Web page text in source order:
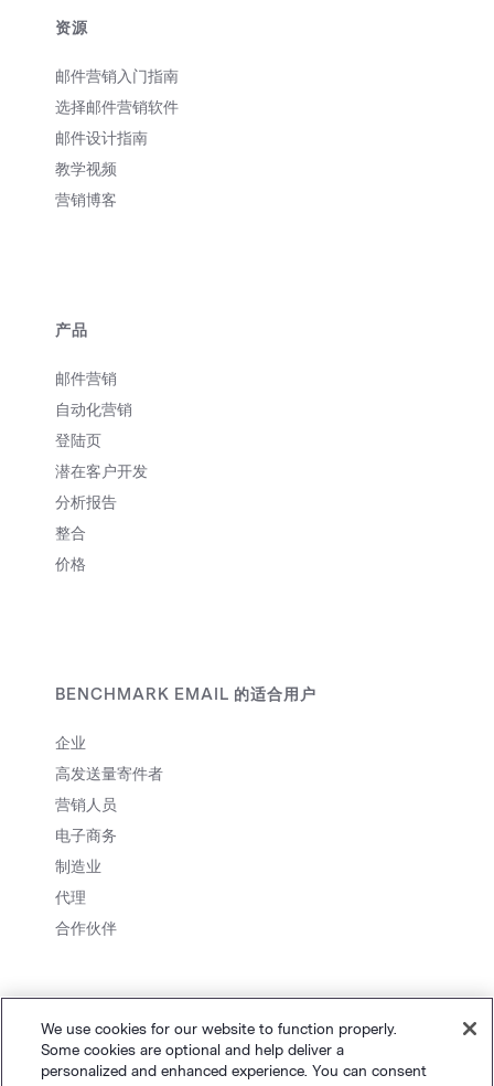
资源
邮件营销入门指南
选择邮件营销软件
邮件设计指南
教学视频
营销博客
产品
邮件营销
自动化营销
登陆页
潜在客户开发
分析报告
整合
价格
BENCHMARK EMAIL 的适合用户
企业
高发送量寄件者
营销人员
电子商务
制造业
代理
合作伙伴
We use cookies for our website to function properly.
Some cookies are optional and help deliver a
personalized and enhanced experience. You can consent